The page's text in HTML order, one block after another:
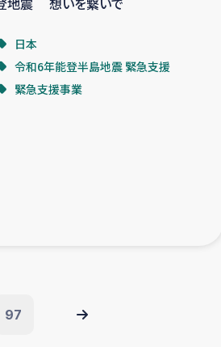
日本
令和6年能登半島地震 緊急支援
緊急支援事業
97